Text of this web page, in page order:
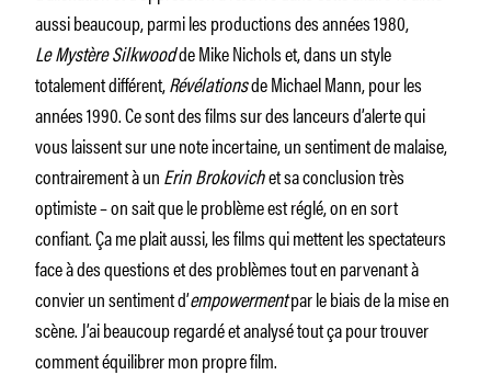
aussi beaucoup, parmi les productions des années 1980,
Le Mystère Silkwoodde Mike Nichols et, dans un style
totalement différent,Révélationsde Michael Mann, pour les
années 1990. Ce sont des films sur des lanceurs d’alerte qui
vous laissent sur une note incertaine, un sentiment de malaise,
contrairement à unErin Brokovichet sa conclusion très
optimiste – on sait que le problème est réglé, on en sort
confiant. Ça me plait aussi, les films qui mettent les spectateurs
face à des questions et des problèmes tout en parvenant à
convier un sentiment d’empowermentpar le biais de la mise en
scène. J’ai beaucoup regardé et analysé tout ça pour trouver
comment équilibrer mon propre film.